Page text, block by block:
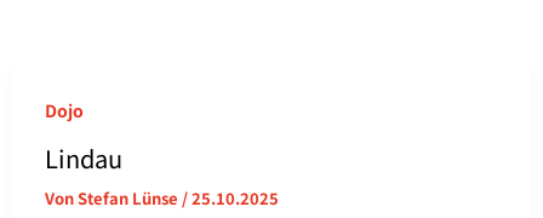
Dojo
Lindau
VonStefan Lünse /25.10.2025